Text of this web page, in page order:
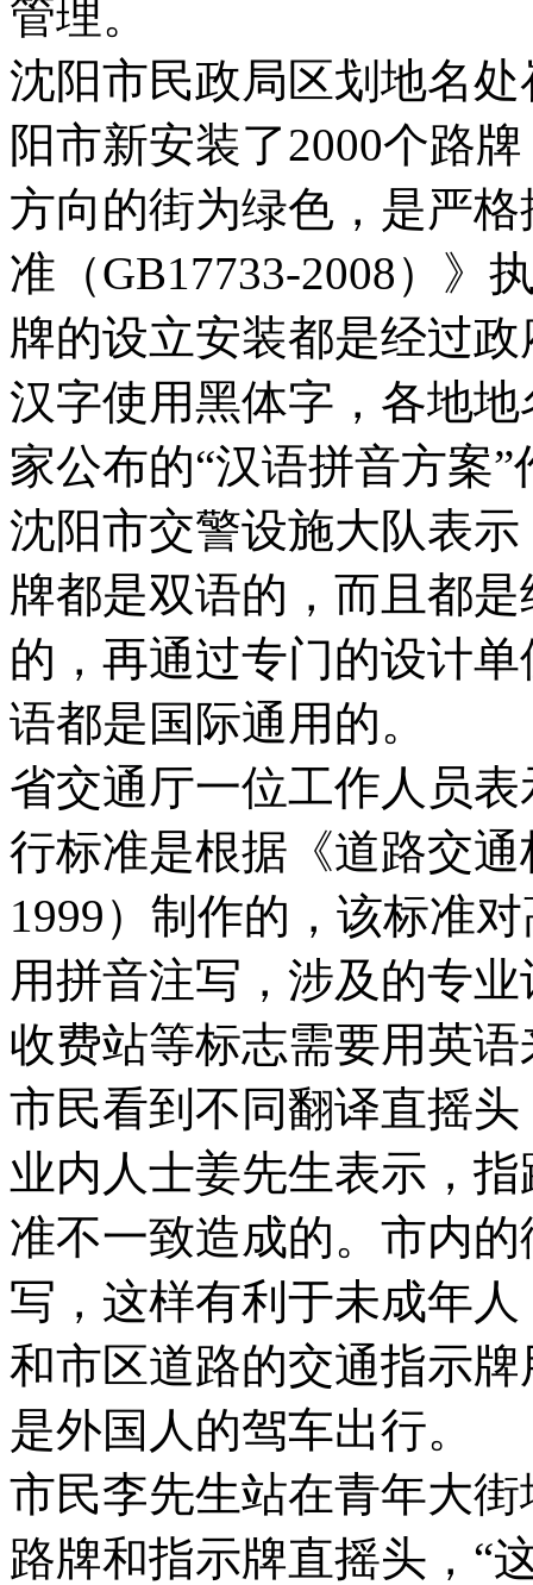
管理。
沈阳市民政局区划地名
阳市新安装了2000个路
方向的街为绿色，是严
准（GB17733-2008）》
牌的设立安装都是经过
汉字使用黑体字，各地
家公布的“汉语拼音方案
沈阳市交警设施大队表
牌都是双语的，而且都
的，再通过专门的设计
语都是国际通用的。
省交通厅一位工作人员
行标准是根据《道路交
1999）制作的，该标准
用拼音注写，涉及的专
收费站等标志需要用英
市民看到不同翻译直摇头
业内人士姜先生表示，
准不一致造成的。市内
写，这样有利于未成年
和市区道路的交通指示
是外国人的驾车出行。
市民李先生站在青年大
路牌和指示牌直摇头，“